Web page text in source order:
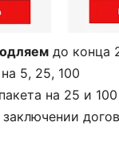
до конца
на 5, 25, 100
на 25 и